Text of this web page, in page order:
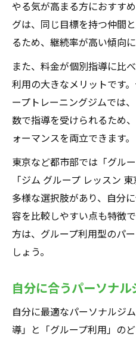
やる気が高まる方におすす
グは、同じ目標を持つ仲間
るため、継続率が高い傾向に
また、料金が個別指導に比
利用の大きなメリットです
ープトレーニングジムでは
数で指導を受けられるため
ォーマンスを両立できます。
東京など都市部では「グル
「ジム グループ レッスン
多様な選択肢があり、自分
容を比較しやすい点も特徴
方は、グループ利用型のパ
しょう。
自分に合うパーソナ
自分に最適なパーソナルジ
導」と「グループ利用」の